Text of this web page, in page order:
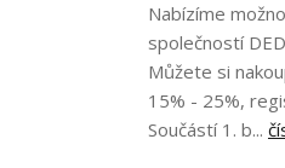
Nabízíme
společností
Můžete si
15% - 25%,
Součástí 1. b...